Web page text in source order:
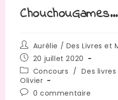
Auteur/autrice
de
la
publication :
Aurélie / Des Livres et
Publication
publiée :
20 juillet 2020
Post
category:
Concours / Des
Olivier
Commentaires
0 commentaire